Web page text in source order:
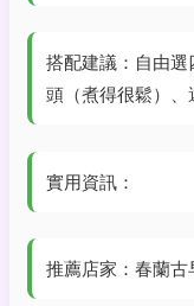
搭配建議：自由
頭（煮得很鬆）、
實用資訊：
推薦店家：春蘭古